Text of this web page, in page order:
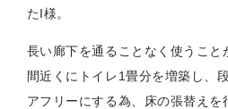
たI様。
長い廊下を通ることなく使うこ
間近くにトイレ1畳分を増築し、
アフリーにする為、床の張替えを